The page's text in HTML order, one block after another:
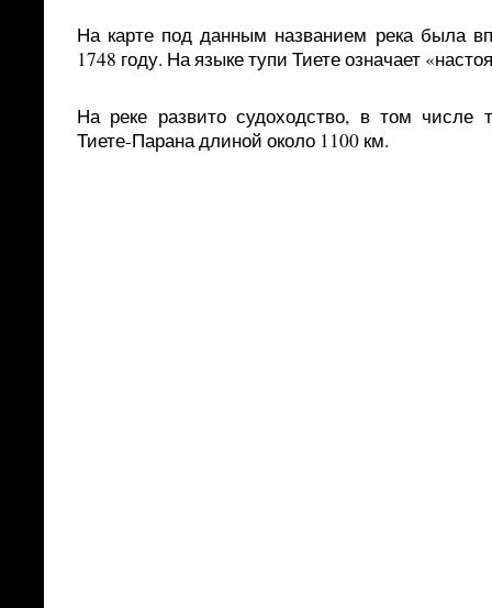
На карте под данным названием река была
1748 году. На языке тупи Тиете означает
На реке развито судоходство, в том числе
Тиете-Парана длиной около 1100 км.